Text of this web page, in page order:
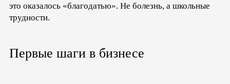
это оказалось «благодатью». Не болезнь, а школьные
трудности.
Первые шаги в бизнесе